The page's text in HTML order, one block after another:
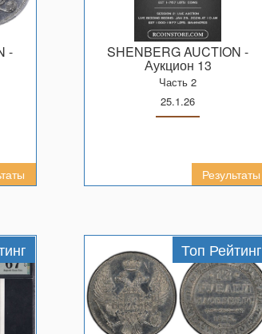
- SHENBERG AUCTION -
Аукцион 13
Часть 2
25.1.26
Результаты
Топ Рейтинг